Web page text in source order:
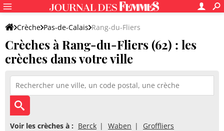
Crèche Pas-de-Calais Rang-du-Fliers
Crèches à Rang-du-Fliers (62) : les
crèches dans votre ville
Voir les crèches à : Berck Waben Groffliers